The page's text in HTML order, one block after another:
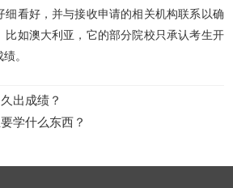
细看好，并与接收申请的相关机构联系以确
比如澳大利亚，它的部分院校只承认考生开
。
出成绩？
学什么东西？